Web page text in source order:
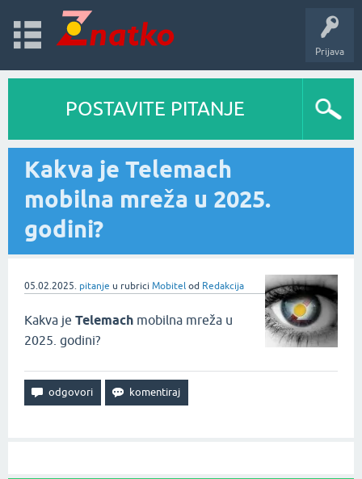
Prijava
POSTAVITE PITANJE
Kakva je Telemach
mobilna mreža u 2025.
godini?
05.02.2025. pitanje u rubrici Mobitel od Redakcija
Kakva je Telemach mobilna mreža u
2025. godini?